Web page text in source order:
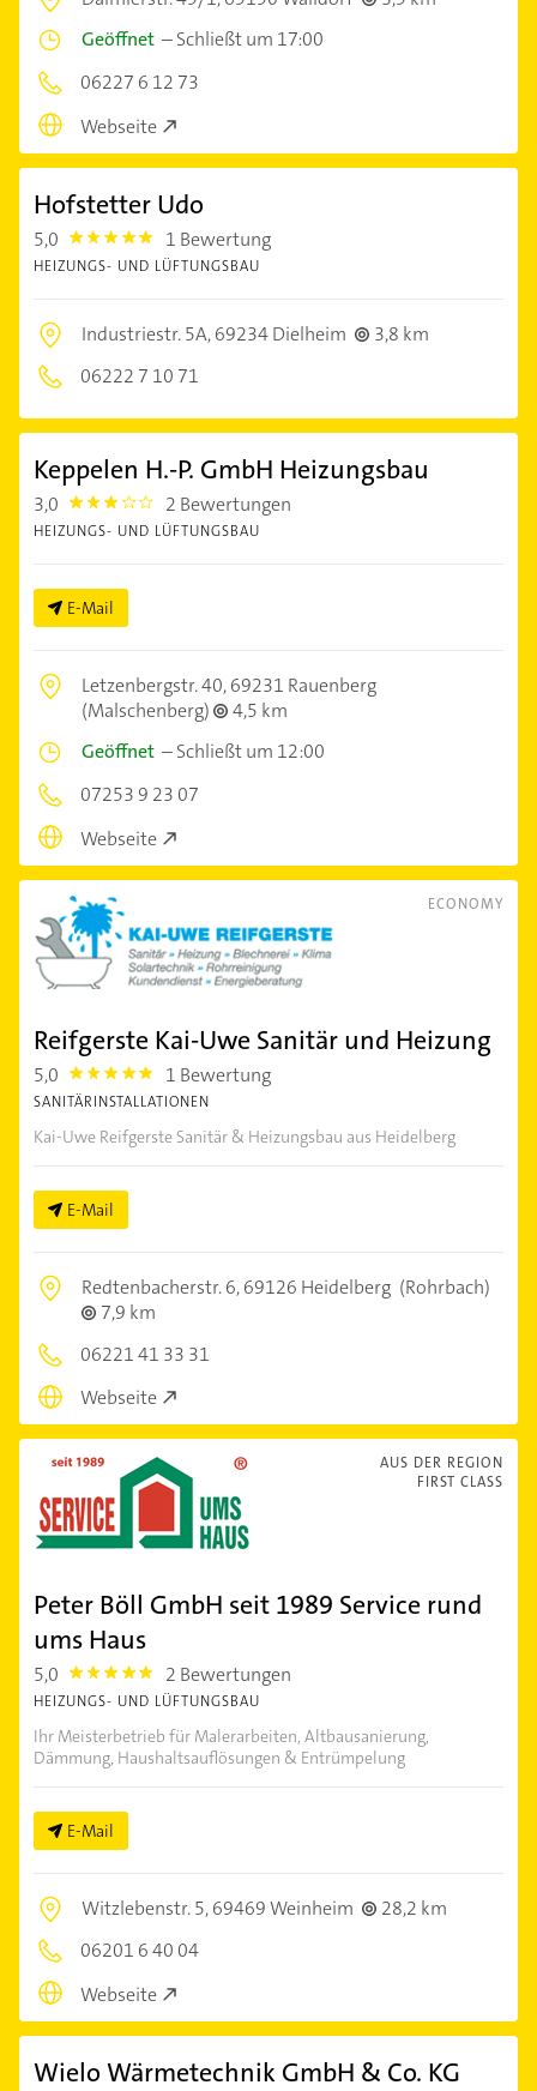
Geöffnet –Schließt um 17:00
06227 6 12 73
Webseite
Hofstetter Udo
5,0 5.0 1 Bewertung
HEIZUNGS- UND LÜFTUNGSBAU
Industriestr. 5A,69234 Dielheim
3,8 km
06222 7 10 71
Keppelen H.-P. GmbH Heizungsbau
3,0 3.0 2 Bewertungen
HEIZUNGS- UND LÜFTUNGSBAU
E-Mail
Letzenbergstr. 40,69231 Rauenberg
(Malschenberg)
4,5 km
Geöffnet –Schließt um 12:00
07253 9 23 07
Webseite
ECONOMY
Reifgerste Kai-Uwe Sanitär und Heizung
5,0 5.0 1 Bewertung
SANITÄRINSTALLATIONEN
Kai-Uwe Reifgerste Sanitär & Heizungsbau aus Heidelberg
E-Mail
Redtenbacherstr. 6,69126 Heidelberg (Rohrbach)
7,9 km
06221 41 33 31
Webseite
AUS DER REGION
FIRST CLASS
Peter Böll GmbH seit 1989 Service rund
ums Haus
5,0 5.0 2 Bewertungen
HEIZUNGS- UND LÜFTUNGSBAU
Ihr Meisterbetrieb für Malerarbeiten, Altbausanierung,
Dämmung, Haushaltsauflösungen & Entrümpelung
E-Mail
Witzlebenstr. 5,69469 Weinheim
28,2 km
06201 6 40 04
Webseite
Wielo Wärmetechnik GmbH & Co. KG